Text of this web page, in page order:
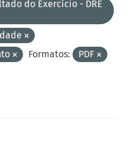
do Exercício - DRE
Formatos:
PDF